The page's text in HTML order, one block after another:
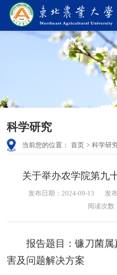
科学研究
当前您的位置： 首页 > 科学研
关于举办农学院第九
发布日期：2024-09-13 发
阅读次数
报告题目：镰刀菌
害及问题解决方案